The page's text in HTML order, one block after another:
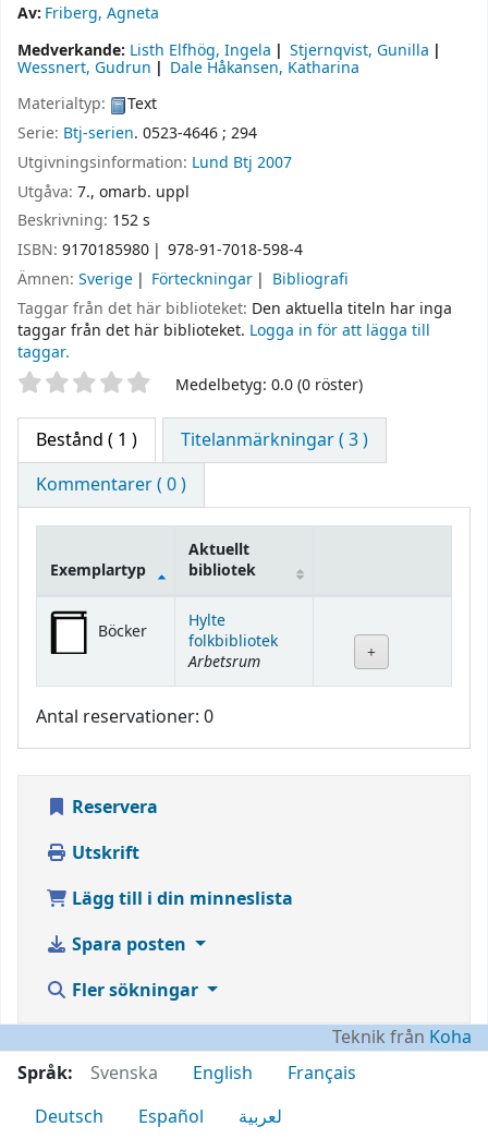
Av: Friberg, Agneta
Medverkande: Listh Elfhög, Ingela Stjernqvist, Gunilla
Wessnert, Gudrun
Dale Håkansen, Katharina
Materialtyp:
Text
Serie: Btj-serien. 0523-4646 ; 294
Utgivningsinformation: Lund Btj 2007
Utgåva: 7., omarb. uppl
Beskrivning: 152 s
ISBN: 9170185980
978-91-7018-598-4
Ämnen: Sverige Förteckningar
Bibliografi
Taggar från det här biblioteket: Den aktuella titeln har inga
taggar från det här biblioteket. Logga in för att lägga till
taggar.
Betyg Medelbetyg: 0.0 (0 röster)
Bestånd ( 1 )
Titelanmärkningar ( 3 )
Kommentarer ( 0 )
Bestånd
Exemplartyp
Aktuellt
bibliotek
Böcker
Hylte
folkbibliotek
Arbetsrum
Antal reservationer: 0
Reservera
Utskrift
Lägg till i din minneslista
Spara posten
Fler sökningar
Teknik från Koha
Språk:
Svenska English
Français
Deutsch
Español لعربية